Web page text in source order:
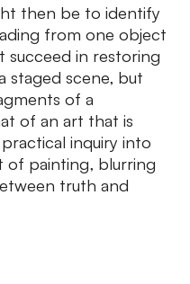
then be to identify
from one object
in restoring
staged scene, but
of a
of an art that is
inquiry into
of painting, blurring
truth and